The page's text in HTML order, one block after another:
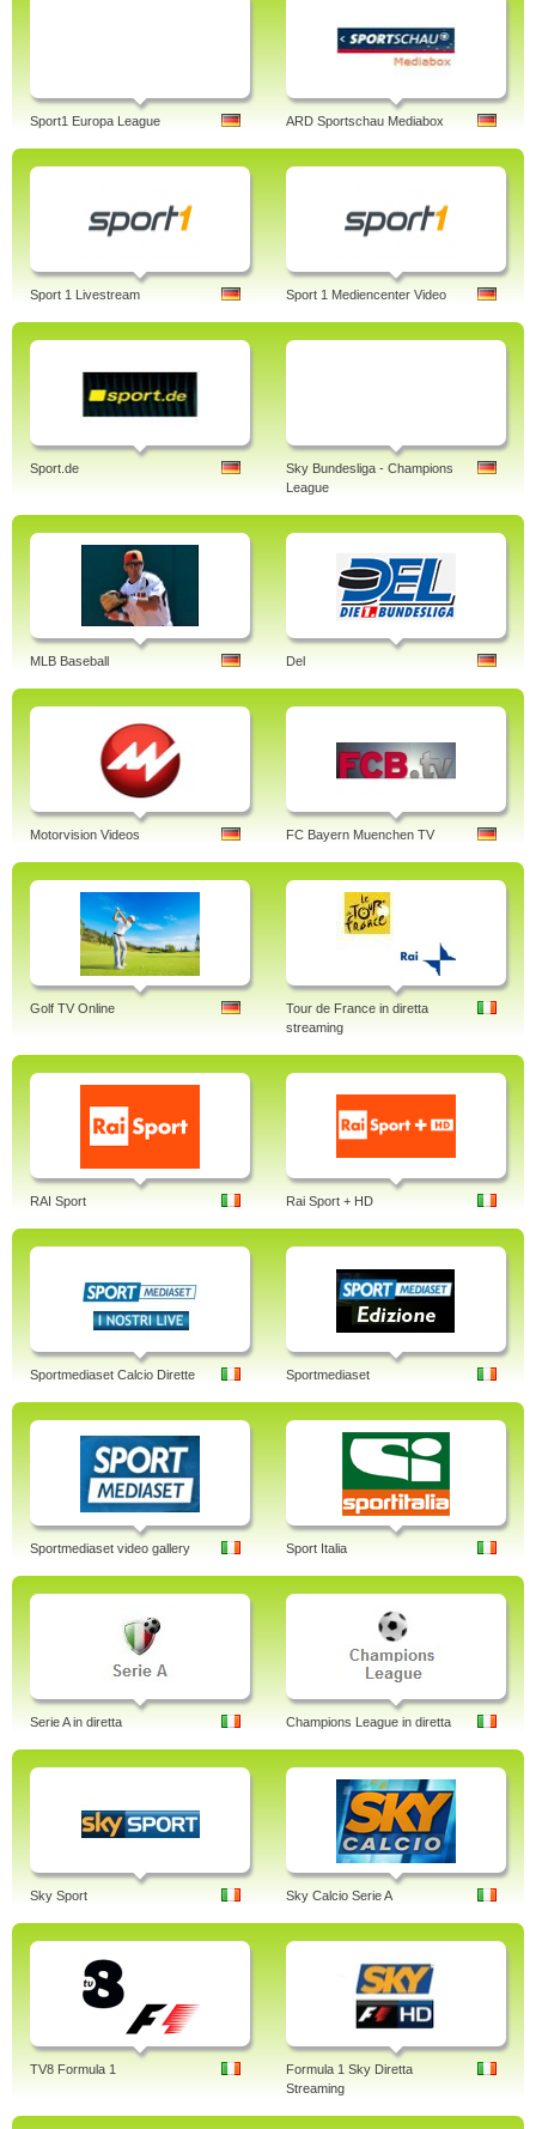
Sport1 Europa League ARD Sportschau Mediabox
Sport 1 Livestream Sport 1 Mediencenter Video
Sport.de
Sky Bundesliga - Champions
League
MLB Baseball Del
Motorvision Videos FC Bayern Muenchen TV
Golf TV Online
Tour de France in diretta
streaming
RAI Sport Rai Sport + HD
Sportmediaset Calcio Dirette Sportmediaset
Sportmediaset video gallery Sport Italia
Serie A in diretta Champions League in diretta
Sky Sport Sky Calcio Serie A
TV8 Formula 1
Formula 1 Sky Diretta
Streaming